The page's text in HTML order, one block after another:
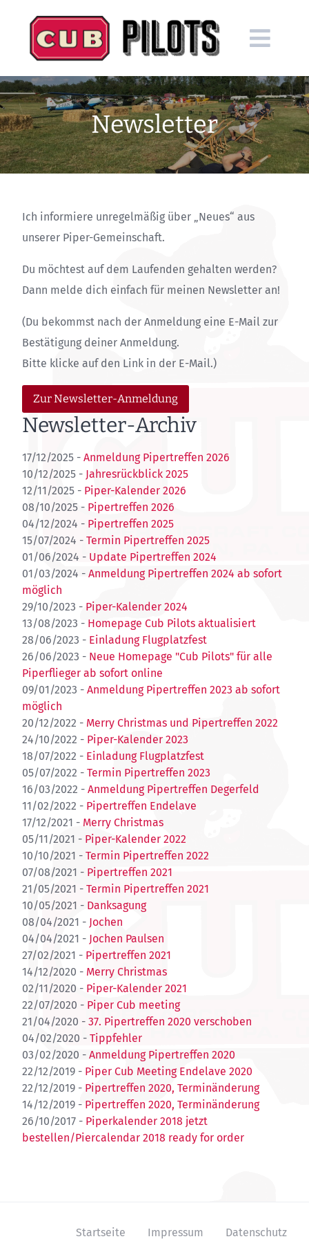
content
Newsletter
Ich informiere unregelmäßig über „Neues“ aus
unserer Piper-Gemeinschaft.
Du möchtest auf dem Laufenden gehalten werden?
Dann melde dich einfach für meinen Newsletter an!
(Du bekommst nach der Anmeldung eine E-Mail zur
Bestätigung deiner Anmeldung.
Bitte klicke auf den Link in der E-Mail.)
Zur Newsletter-Anmeldung
Newsletter-Archiv
17/12/2025 - Anmeldung Pipertreffen 2026
10/12/2025 - Jahresrückblick 2025
12/11/2025 - Piper-Kalender 2026
08/10/2025 - Pipertreffen 2026
04/12/2024 - Pipertreffen 2025
15/07/2024 - Termin Pipertreffen 2025
01/06/2024 - Update Pipertreffen 2024
01/03/2024 - Anmeldung Pipertreffen 2024 ab sofort
möglich
29/10/2023 - Piper-Kalender 2024
13/08/2023 - Homepage Cub Pilots aktualisiert
28/06/2023 - Einladung Flugplatzfest
26/06/2023 - Neue Homepage "Cub Pilots" für alle
Piperflieger ab sofort online
09/01/2023 - Anmeldung Pipertreffen 2023 ab sofort
möglich
20/12/2022 - Merry Christmas und Pipertreffen 2022
24/10/2022 - Piper-Kalender 2023
18/07/2022 - Einladung Flugplatzfest
05/07/2022 - Termin Pipertreffen 2023
16/03/2022 - Anmeldung Pipertreffen Degerfeld
11/02/2022 - Pipertreffen Endelave
17/12/2021 - Merry Christmas
05/11/2021 - Piper-Kalender 2022
10/10/2021 - Termin Pipertreffen 2022
07/08/2021 - Pipertreffen 2021
21/05/2021 - Termin Pipertreffen 2021
10/05/2021 - Danksagung
08/04/2021 - Jochen
04/04/2021 - Jochen Paulsen
27/02/2021 - Pipertreffen 2021
14/12/2020 - Merry Christmas
02/11/2020 - Piper-Kalender 2021
22/07/2020 - Piper Cub meeting
21/04/2020 - 37. Pipertreffen 2020 verschoben
04/02/2020 - Tippfehler
03/02/2020 - Anmeldung Pipertreffen 2020
22/12/2019 - Piper Cub Meeting Endelave 2020
22/12/2019 - Pipertreffen 2020, Terminänderung
14/12/2019 - Pipertreffen 2020, Terminänderung
26/10/2017 - Piperkalender 2018 jetzt
bestellen/Piercalendar 2018 ready for order
Startseite Impressum Datenschutz